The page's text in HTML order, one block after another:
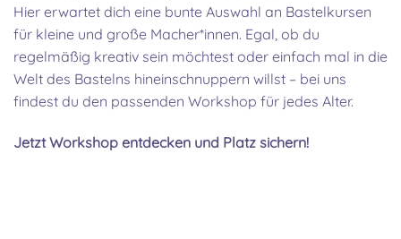
Hier erwartet dich eine bunte Auswahl an Bastelkursen
für kleine und große Macher*innen. Egal, ob du
regelmäßig kreativ sein möchtest oder einfach mal in die
Welt des Bastelns hineinschnuppern willst – bei uns
findest du den passenden Workshop für jedes Alter.
Jetzt Workshop entdecken und Platz sichern!